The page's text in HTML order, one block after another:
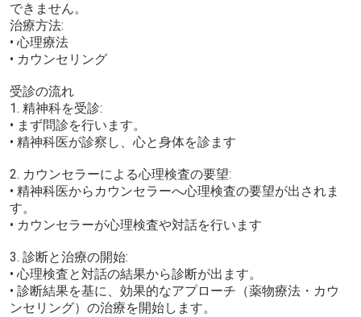
できません。
治療方法:
• 心理療法
• カウンセリング
受診の流れ
1. 精神科を受診:
• まず問診を行います。
• 精神科医が診察し、心と身体を診ます
2. カウンセラーによる心理検査の要望:
• 精神科医からカウンセラーへ心理検査の要望が出されま
す。
• カウンセラーが心理検査や対話を行います
3. 診断と治療の開始:
• 心理検査と対話の結果から診断が出ます。
• 診断結果を基に、効果的なアプローチ（薬物療法・カウ
ンセリング）の治療を開始します。